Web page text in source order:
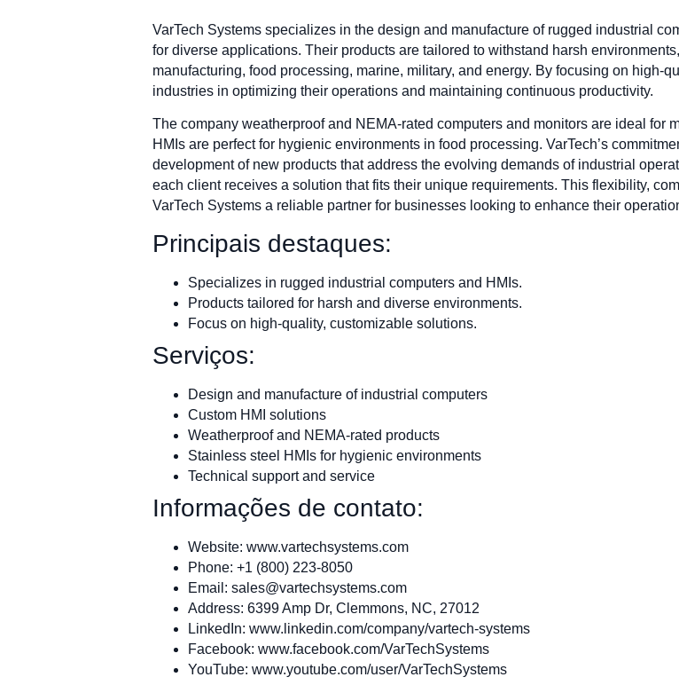
VarTech Systems specializes in the design and manufacture of rugged industrial
for diverse applications. Their products are tailored to withstand harsh
manufacturing, food processing, marine, military, and energy. By focusing on high-
industries in optimizing their operations and maintaining continuous productivity.
The company weatherproof and NEMA-rated computers and monitors are ideal for
HMIs are perfect for hygienic environments in food processing. VarTech’s
development of new products that address the evolving demands of industrial
each client receives a solution that fits their unique requirements. This flexibility,
VarTech Systems a reliable partner for businesses looking to enhance their
Principais destaques:
Specializes in rugged industrial computers and HMIs.
Products tailored for harsh and diverse environments.
Focus on high-quality, customizable solutions.
Serviços:
Design and manufacture of industrial computers
Custom HMI solutions
Weatherproof and NEMA-rated products
Stainless steel HMIs for hygienic environments
Technical support and service
Informações de contato:
Website: www.vartechsystems.com
Phone: +1 (800) 223-8050
Email: sales@vartechsystems.com
Address: 6399 Amp Dr, Clemmons, NC, 27012
LinkedIn: www.linkedin.com/company/vartech-systems
Facebook: www.facebook.com/VarTechSystems
YouTube: www.youtube.com/user/VarTechSystems